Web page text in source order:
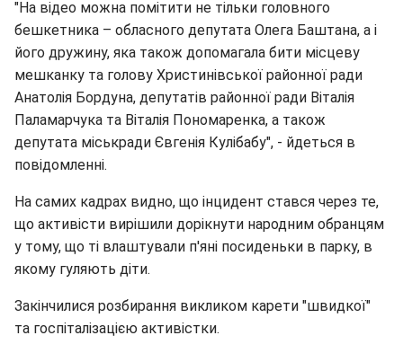
"На відео можна помітити не тільки головного
бешкетника – обласного депутата Олега Баштана, а і
його дружину, яка також допомагала бити місцеву
мешканку та голову Христинівської районної ради
Анатолія Бордуна, депутатів районної ради Віталія
Паламарчука та Віталія Пономаренка, а також
депутата міськради Євгенія Кулібабу", - йдеться в
повідомленні.
На самих кадрах видно, що інцидент стався через те,
що активісти вирішили дорікнути народним обранцям
у тому, що ті влаштували п'яні посиденьки в парку, в
якому гуляють діти.
Закінчилися розбирання викликом карети "швидкої"
та госпіталізацією активістки.